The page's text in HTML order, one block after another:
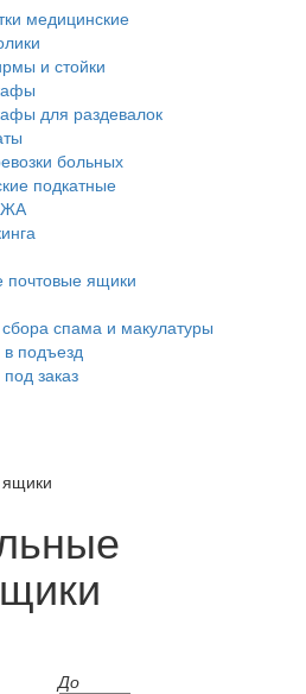
медицинские
и стойки
для раздевалок
больных
подкатные
почтовые ящики
спама и макулатуры
подъезд
заказ
До